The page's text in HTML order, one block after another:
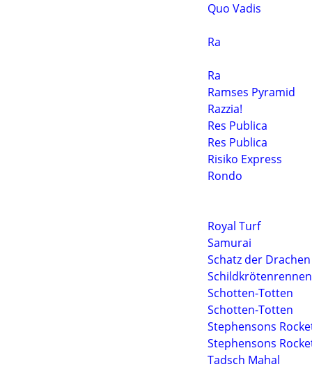
Quo Vadis
Ra
Ra
Ramses Pyramid
Razzia!
Res Publica
Res Publica
Risiko Express
Rondo
Royal Turf
Samurai
Schatz der Drachen
Schildkrötenrennen
Schotten-Totten
Schotten-Totten
Stephensons
Stephensons
Tadsch Mahal